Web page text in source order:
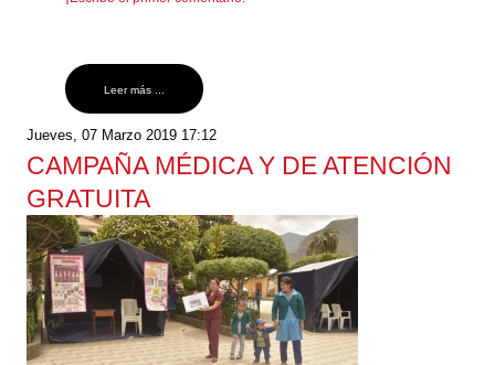
Leer más ...
Jueves, 07 Marzo 2019 17:12
CAMPAÑA MÉDICA Y DE ATENCIÓN
GRATUITA